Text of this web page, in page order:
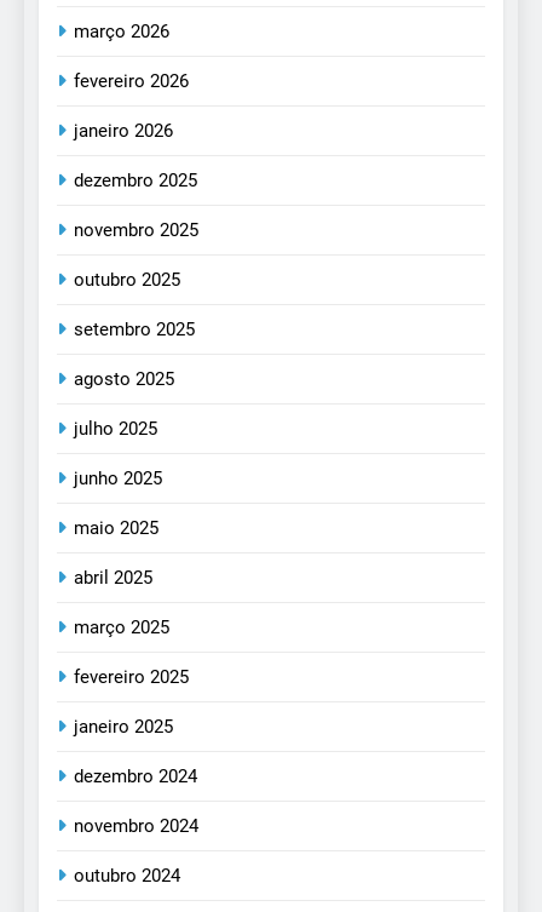
março 2026
fevereiro 2026
janeiro 2026
dezembro 2025
novembro 2025
outubro 2025
setembro 2025
agosto 2025
julho 2025
junho 2025
maio 2025
abril 2025
março 2025
fevereiro 2025
janeiro 2025
dezembro 2024
novembro 2024
outubro 2024